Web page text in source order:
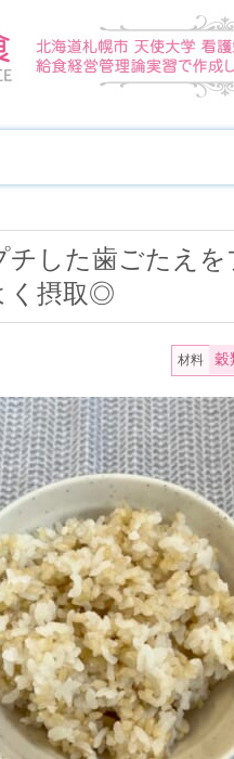
チした歯ごたえ
く摂取◎
材料 穀